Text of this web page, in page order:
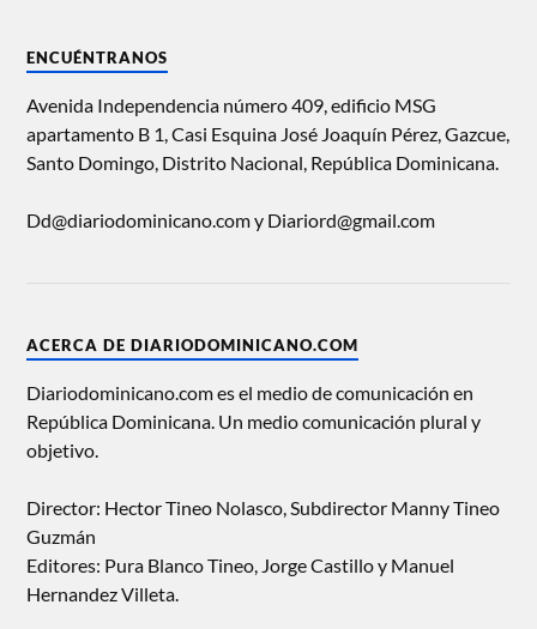
ENCUÉNTRANOS
Avenida Independencia número 409, edificio MSG
apartamento B 1, Casi Esquina José Joaquín Pérez, Gazcue,
Santo Domingo, Distrito Nacional, República Dominicana.
Dd@diariodominicano.com y Diariord@gmail.com
ACERCA DE DIARIODOMINICANO.COM
Diariodominicano.com es el medio de comunicación en
República Dominicana. Un medio comunicación plural y
objetivo.
Director: Hector Tineo Nolasco, Subdirector Manny Tineo
Guzmán
Editores: Pura Blanco Tineo, Jorge Castillo y Manuel
Hernandez Villeta.